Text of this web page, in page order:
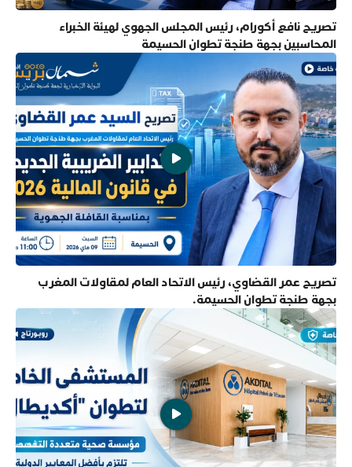
تصريح نافع أكورام، رئيس المجلس الجهوي لهيئة الخبراء
المحاسبين بجهة طنجة تطوان الحسيمة
تصريح عمر القضاوي، رئيس الاتحاد العام لمقاولات المغرب
بجهة طنجة تطوان الحسيمة.